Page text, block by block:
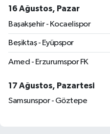
16 Ağustos, Pazar
Başakşehir - Kocaelispor
Beşiktaş - Eyüpspor
Amed - Erzurumspor FK
17 Ağustos, Pazartesi
Samsunspor - Göztepe